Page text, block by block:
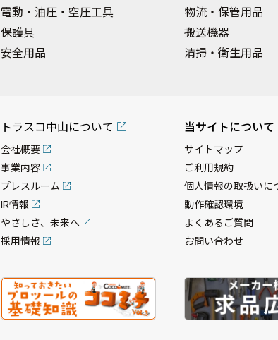
電動・油圧・空圧工具
保護具
安全用品
物流・保管用品
搬送機器
清掃・衛生用品
トラスコ中山について
会社概要
事業内容
プレスルーム
IR情報
やさしさ、未来へ
採用情報
当サイトについて
サイトマップ
ご利用規約
個人情報の取扱いに
動作確認環境
よくあるご質問
お問い合わせ